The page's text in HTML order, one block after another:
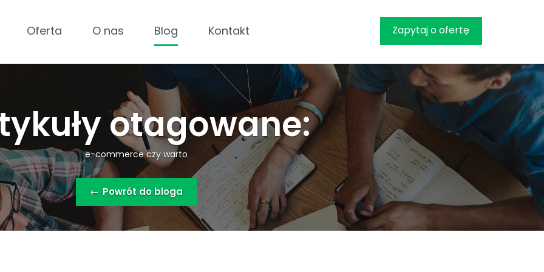
Zapytaj o ofertę
Oferta O nas Blog Kontakt
otagowane:
e-commerce czy warto
← Powrót do bloga